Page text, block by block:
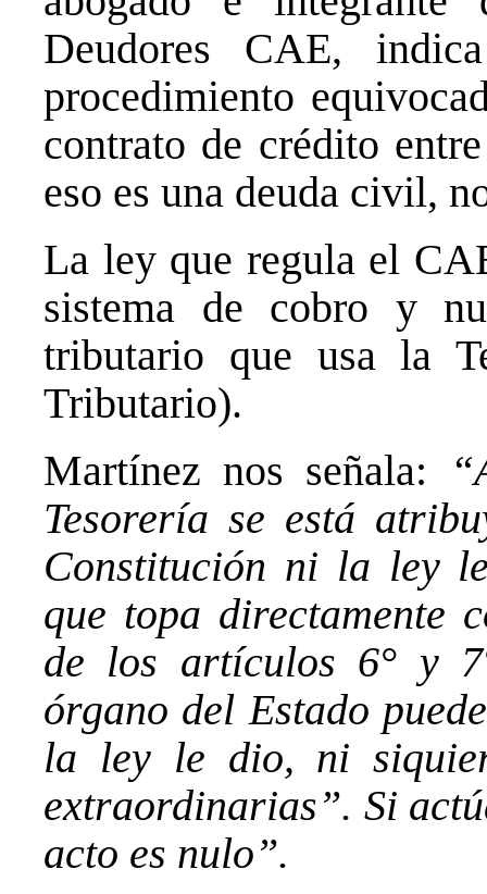
Deudores CAE,
procedimiento
contrato de crédito
eso es una deuda civil,
La ley que regula el
sistema de cobro y
tributario que usa la
Tributario).
Martínez nos señala:
Tesorería se está
Constitución ni la ley
que topa directamente
de los artículos 6° y
órgano del Estado
la ley le dio, ni
extraordinarias”. Si
acto es nulo”.